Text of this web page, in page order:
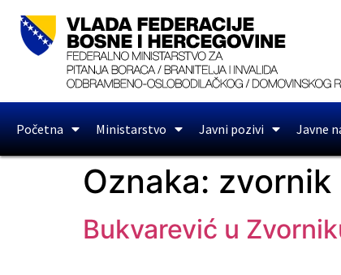
Početna Ministarstvo Javni pozivi Javne
Oznaka: zvornik
Bukvarević u